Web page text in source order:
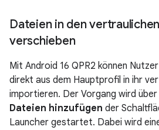
Dateien in den
verschieben
Mit Android 16 QPR2 können
direkt aus dem Hauptprofil in ihr
importieren. Der Vorgang wird über
Dateien hinzufügen der
Launcher gestartet. Dabei wird